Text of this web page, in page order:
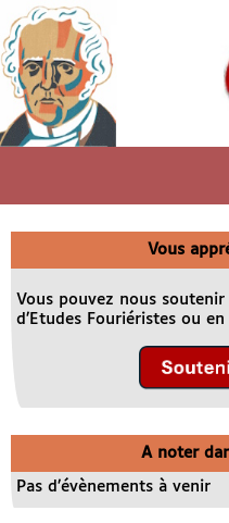
Vous
Vous pouvez nous soutenir
d’Etudes Fouriéristes ou
A noter
Pas d’évènements à venir